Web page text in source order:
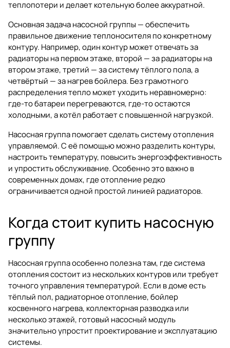
теплопотери и делает котельную более аккуратной.
Основная задача насосной группы — обеспечить
правильное движение теплоносителя по конкретному
контуру. Например, один контур может отвечать за
радиаторы на первом этаже, второй — за радиаторы на
втором этаже, третий — за систему тёплого пола, а
четвёртый — за нагрев бойлера. Без грамотного
распределения тепло может уходить неравномерно:
где-то батареи перегреваются, где-то остаются
холодными, а котёл работает с повышенной нагрузкой.
Насосная группа помогает сделать систему отопления
управляемой. С её помощью можно разделить контуры,
настроить температуру, повысить энергоэффективность
и упростить обслуживание. Особенно это важно в
современных домах, где отопление редко
ограничивается одной простой линией радиаторов.
Когда стоит купить насосную
группу
Насосная группа особенно полезна там, где система
отопления состоит из нескольких контуров или требует
точного управления температурой. Если в доме есть
тёплый пол, радиаторное отопление, бойлер
косвенного нагрева, коллекторная разводка или
несколько этажей, готовый насосный модуль
значительно упростит проектирование и эксплуатацию
системы.